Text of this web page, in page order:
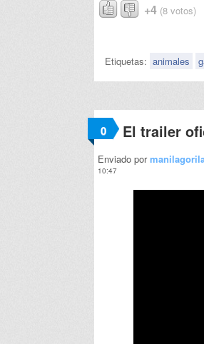
+4 (8 votos)
Etiquetas: animales
0 El trailer
Enviado por
10:47